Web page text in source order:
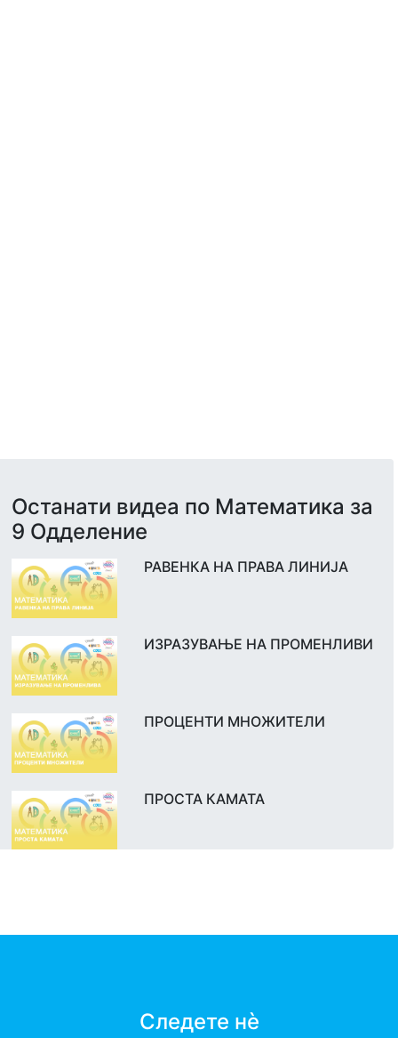
Останати видеа по Математика за
9 Одделение
РАВЕНКА НА ПРАВА ЛИНИЈА
ИЗРАЗУВАЊЕ НА ПРОМЕНЛИВИ
ПРОЦЕНТИ МНОЖИТЕЛИ
ПРОСТА КАМАТА
Следете нè